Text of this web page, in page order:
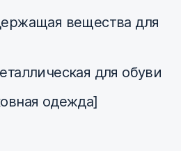
вещества для
для обуви
одежда]